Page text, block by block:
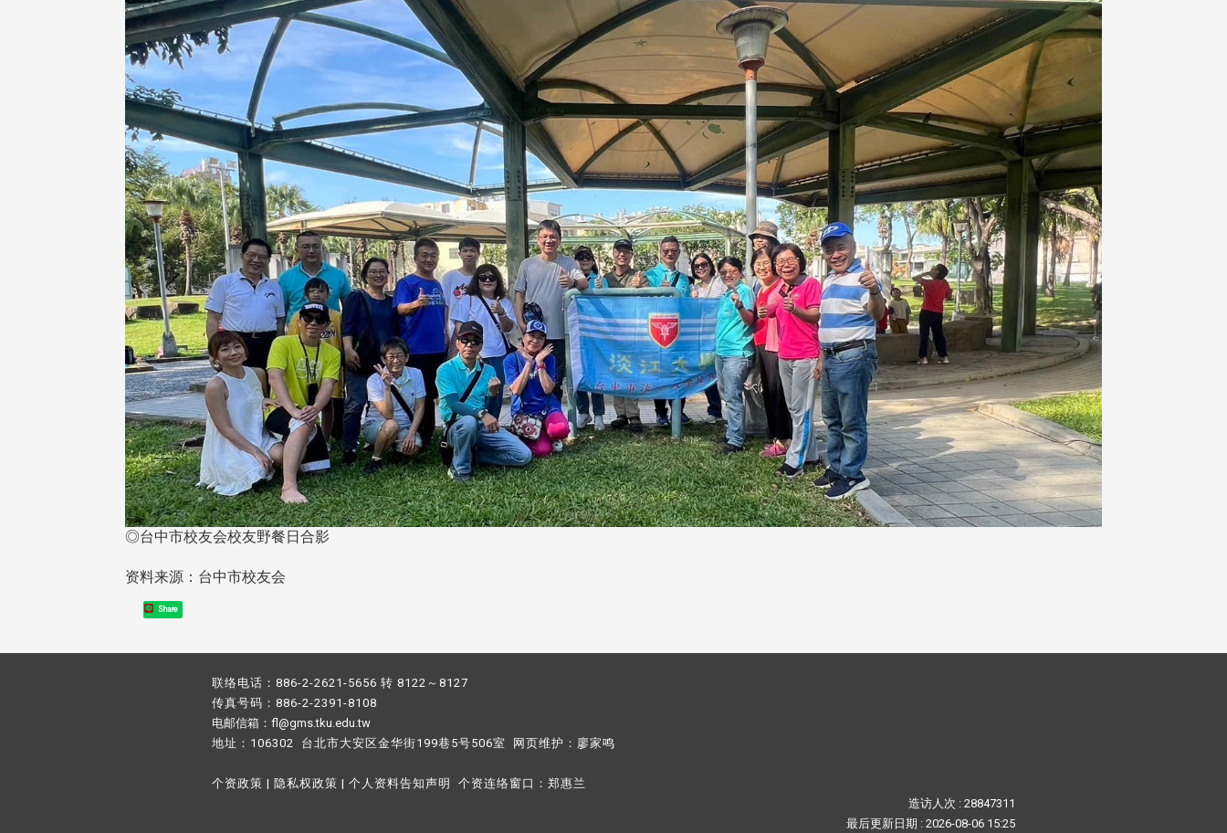
◎台中市校友会校友野餐日合影
资料来源：台中市校友会
Share
联络电话：886-2-2621-5656 转 8122～8127
传真号码：886-2-2391-8108
电邮信箱：fl@gms.tku.edu.tw
地址：106302 台北市大安区金华街199巷5号506室 网页维护： 廖家鸣​
个资政策 | 隐私权政策 | 个人资料告知声明 个资连络窗口： 郑惠兰
造访人次 : 28847311
最后更新日期 : 2026-08-06 15:25